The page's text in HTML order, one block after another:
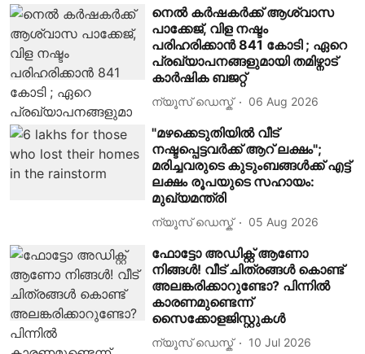
നെൽ കർഷകർക്ക് ആശ്വാസ
പാക്കേജ്, വിള നഷ്ടം
പരിഹരിക്കാൻ 841 കോടി ; ഏറെ
പ്രഖ്യാപനങ്ങളുമായി തമിഴ്നാട്
കാർഷിക ബജറ്റ്
ന്യൂസ് ഡെസ്ക് 06 Aug 2026
"മഴക്കെടുതിയിൽ വീട്
നഷ്ടപ്പെട്ടവർക്ക് ആറ് ലക്ഷം";
മരിച്ചവരുടെ കുടുംബങ്ങൾക്ക് എട്ട്
ലക്ഷം രൂപയുടെ സഹായം:
മുഖ്യമന്ത്രി
ന്യൂസ് ഡെസ്ക് 05 Aug 2026
ഫോട്ടോ അഡിക്റ്റ് ആണോ
നിങ്ങൾ! വീട് ചിത്രങ്ങൾ കൊണ്ട്
അലങ്കരിക്കാറുണ്ടോ? പിന്നിൽ
കാരണമുണ്ടെന്ന്
സൈക്കോളജിസ്റ്റുകൾ
ന്യൂസ് ഡെസ്ക് 10 Jul 2026